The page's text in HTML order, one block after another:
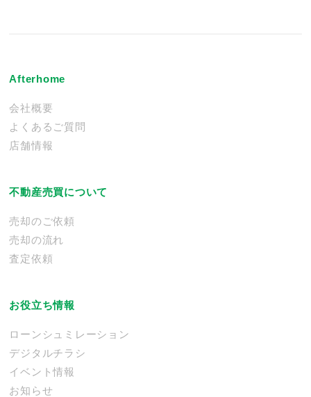
Afterhome
会社概要
よくあるご質問
店舗情報
不動産売買について
売却のご依頼
売却の流れ
査定依頼
お役立ち情報
ローンシュミレーション
デジタルチラシ
イベント情報
お知らせ